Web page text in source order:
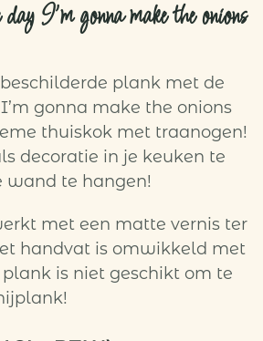
I’m gonna make the onions
plank met de
I’m gonna make the onions
thuiskok met traanogen!
decoratie in je keuken te
wand te hangen!
met een matte vernis ter
handvat is omwikkeld met
is niet geschikt om te